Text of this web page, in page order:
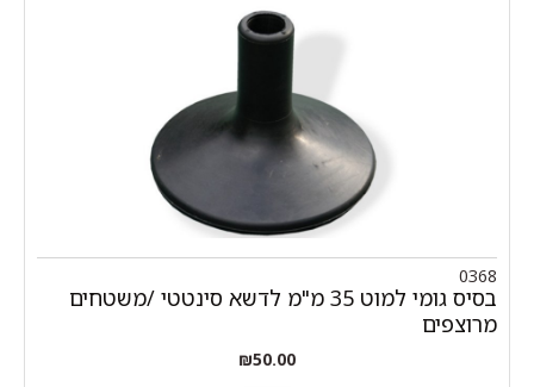
0368
בסיס גומי למוט 35 מ"מ לדשא סינטטי /משטחים
מרוצפים
₪50.00